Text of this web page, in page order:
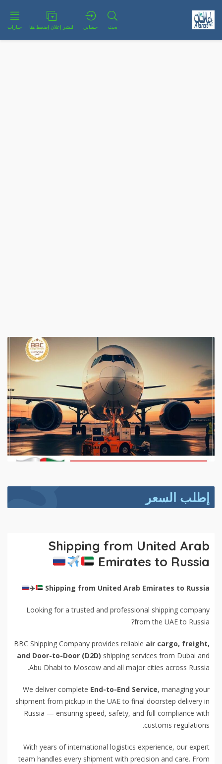
بحث حسابي لنشر إعلان إضغط هنا خيارات
إطلب السعر
Shipping from United Arab
Emirates to Russia
Shipping from United Arab Emirates to Russia
✈
Looking for a trusted and professional shipping company
from the UAE to Russia?
BBC Shipping Company provides reliable air cargo, freight,
and Door-to-Door (D2D) shipping services from Dubai and
Abu Dhabi to Moscow and all major cities across Russia.
We deliver complete End-to-End Service, managing your
shipment from pickup in the UAE to final doorstep delivery in
Russia — ensuring speed, safety, and full compliance with
customs regulations.
With years of international logistics experience, our expert
team handles every shipment with precision and care. From